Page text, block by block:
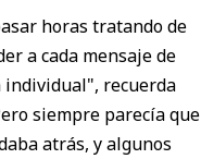
horas tratando de
a cada mensaje de
individual", recuerda
siempre parecía que
atrás, y algunos